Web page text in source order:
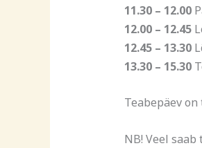
11.30 – 12.00
12.00 – 12.45
12.45 – 13.30
13.30 – 15.30
Teabepäev
NB! Veel